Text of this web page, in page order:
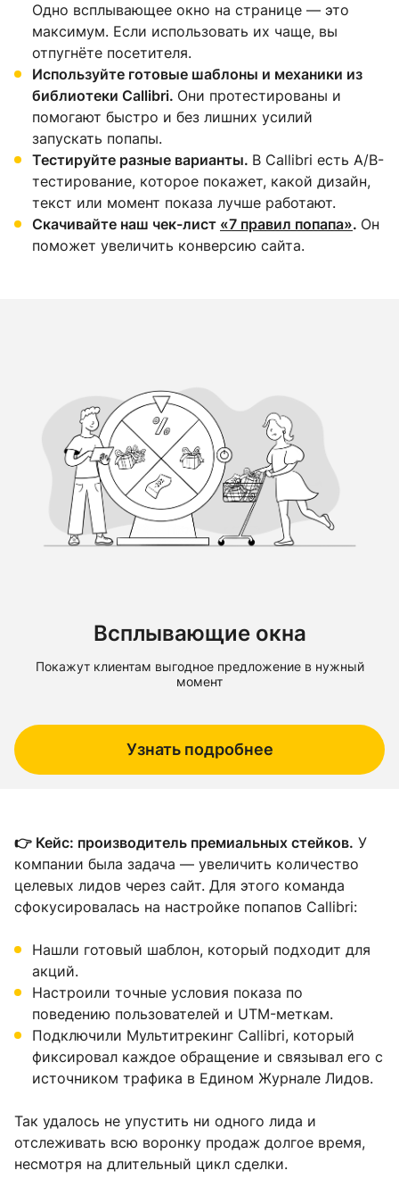
Одно всплывающее окно на странице — это
максимум. Если использовать их чаще, вы
отпугнёте посетителя.
Используйте готовые шаблоны и механики из
библиотеки Callibri. Они протестированы и
помогают быстро и без лишних усилий
запускать попапы.
Тестируйте разные варианты. В Callibri есть A/B-
тестирование, которое покажет, какой дизайн,
текст или момент показа лучше работают.
Скачивайте наш чек-лист «7 правил попапа». Он
поможет увеличить конверсию сайта.
Всплывающие окна
Покажут клиентам выгодное предложение в нужный
момент
Узнать подробнее
👉 Кейс: производитель премиальных стейков. У
компании была задача — увеличить количество
целевых лидов через сайт. Для этого команда
сфокусировалась на настройке попапов Callibri:
Нашли готовый шаблон, который подходит для
акций.
Настроили точные условия показа по
поведению пользователей и UTM-меткам.
Подключили Мультитрекинг Callibri, который
фиксировал каждое обращение и связывал его с
источником трафика в Едином Журнале Лидов.
Так удалось не упустить ни одного лида и
отслеживать всю воронку продаж долгое время,
несмотря на длительный цикл сделки.